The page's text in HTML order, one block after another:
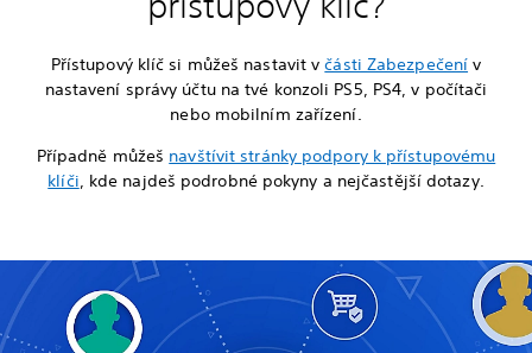
Přístupový klíč si můžeš nastavit včásti Zabezpečení v
nastavení správy účtu na tvé konzoli PS5, PS4, v počítači
nebo mobilním zařízení.
Případně můžeš navštívit stránky podpory k přístupovému
klíči, kde najdeš podrobné pokyny a nejčastější dotazy.